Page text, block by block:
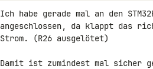
Ich habe gerade mal an den
angeschlossen, da klappt das
Strom. (R26 ausgelötet)
Damit ist zumindest mal sicher